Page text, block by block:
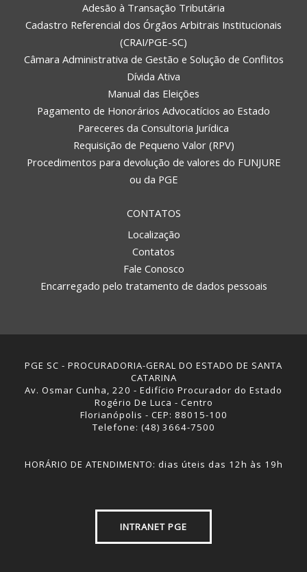
Adesão à Transação Tributária
Cadastro Referencial dos Órgãos Arbitrais Institucionais
(CRAI/PGE-SC)
Câmara Administrativa de Gestão e Solução de Conflitos
Dívida Ativa
Manual das Eleições
Pagamento de Honorários Advocatícios ao Estado
Pareceres da Consultoria Jurídica
Requisição de Pequeno Valor (RPV)
Procedimentos para devolução de valores do FUNJURE
ou da PGE
CONTATOS
Localização
Contatos
Fale Conosco
Encarregado pelo tratamento de dados pessoais
PGE SC - PROCURADORIA-GERAL DO ESTADO DE SANTA
CATARINA
Av. Osmar Cunha, 220 - Edifício Procurador do Estado
Rogério De Luca - Centro
Florianópolis - CEP: 88015-100
Telefone: (48) 3664-7500
HORÁRIO DE ATENDIMENTO: dias úteis das 12h às 19h
INTRANET PGE